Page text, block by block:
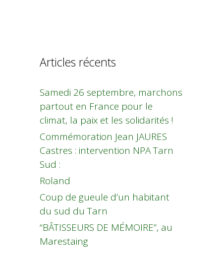
Articles récents
Samedi 26 septembre, marchons
partout en France pour le
climat, la paix et les solidarités !
Commémoration Jean JAURES
Castres : intervention NPA Tarn
Sud :
Roland
Coup de gueule d’un habitant
du sud du Tarn
“BÂTISSEURS DE MÉMOIRE”, au
Marestaing